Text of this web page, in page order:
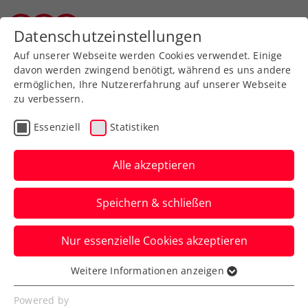
Zurück zur Newsübersicht
WTA
ITF Tauranga: Grabher mit
ansprechendem
Saisonstart
Österreichs Spitzenspielerin verpasst in
Neuseeland nur knapp ihren neunten
Damen-Doppeltitel.
Verfasst von: Manuel Wachta, 21.12.2024
Datenschutzeinstellungen
Auf unserer Webseite werden Cookies verwendet. Einige
davon werden zwingend benötigt, während es uns andere
ermöglichen, Ihre Nutzererfahrung auf unserer Webseite
zu verbessern.
Essenziell Statistiken
Alle akzeptieren
Speichern & schließen
Nur essenzielle Cookies akzeptieren
Essenziell
Essenzielle Cookies werden für grundlegende
Weitere Informationen anzeigen
Powered by